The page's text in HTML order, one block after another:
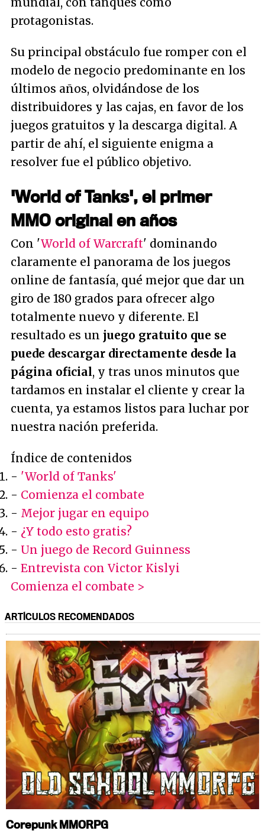
protagonistas.
Su principal obstáculo fue romper con el
modelo de negocio predominante en los
últimos años, olvidándose de los
distribuidores y las cajas, en favor de los
juegos gratuitos y la descarga digital. A
partir de ahí, el siguiente enigma a
resolver fue el público objetivo.
'World of Tanks', el primer
MMO original en años
Con 'World of Warcraft' dominando
claramente el panorama de los juegos
online de fantasía, qué mejor que dar un
giro de 180 grados para ofrecer algo
totalmente nuevo y diferente. El
resultado es un juego gratuito que se
puede descargar directamente desde la
página oficial, y tras unos minutos que
tardamos en instalar el cliente y crear la
cuenta, ya estamos listos para luchar por
nuestra nación preferida.
Índice de contenidos
- 'World of Tanks'
- Comienza el combate
- Mejor jugar en equipo
- ¿Y todo esto gratis?
- Un juego de Record Guinness
- Entrevista con Victor Kislyi
Comienza el combate >
ARTÍCULOS RECOMENDADOS
Corepunk MMORPG